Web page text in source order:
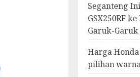
Seganteng
GSX250RF
Garuk-Garuk
Harga Honda
pilihan